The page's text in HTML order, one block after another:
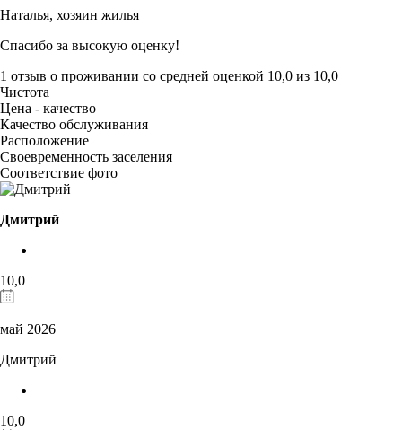
Наталья, хозяин жилья
Спасибо за высокую оценку!
1 отзыв о проживании со средней оценкой 10,0 из 10,0
Чистота
Цена - качество
Качество обслуживания
Расположение
Своевременность заселения
Соответствие фото
Дмитрий
10,0
май 2026
Дмитрий
10,0